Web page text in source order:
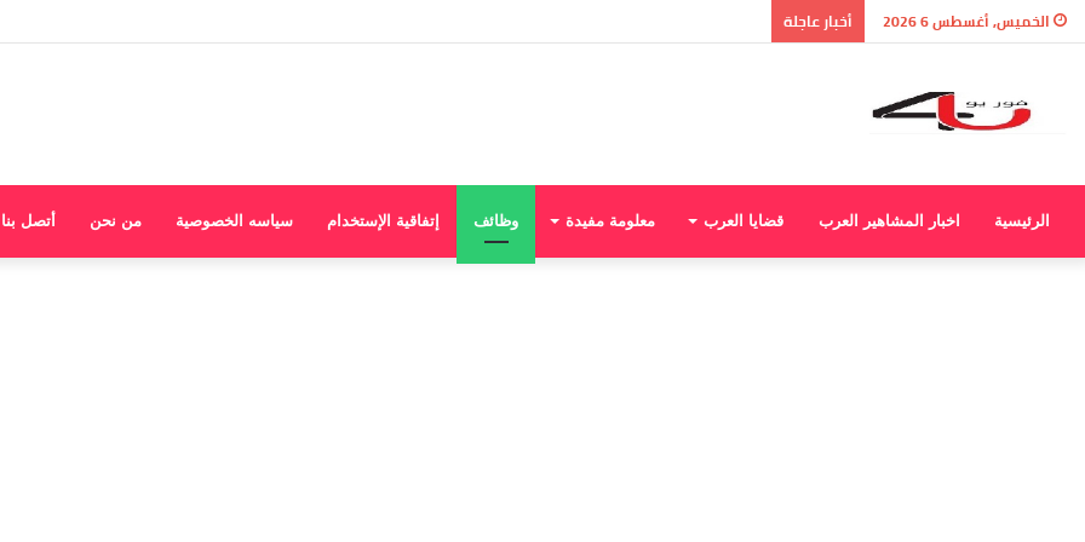
الخميس, أغسطس 6 2026 أخبار عاجلة
الرئيسية اخبار المشاهير العرب قضايا العرب معلومة مفيدة وظائف إتفاقية الإستخدام سياسه الخصوصية من نحن أتصل بنا